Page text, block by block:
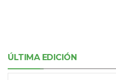
ÚLTIMA EDICIÓN